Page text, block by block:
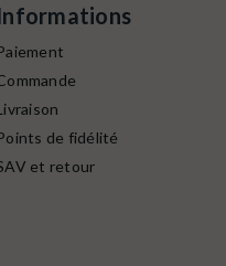
de fidélité
et retour